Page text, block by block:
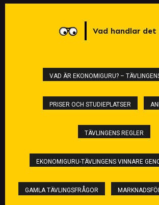
Vad handlar det
VAD ÄR EKONOMIGURU? –
PRISER OCH STUDIEPLATSER
TÄVLINGENS REGLER
EKONOMIGURU-TÄVLINGENS VINNARE
GAMLA TÄVLINGSFRÅGOR